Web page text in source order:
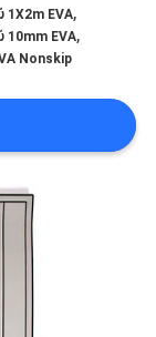
1X2m EVA,
10mm EVA,
Nonskip